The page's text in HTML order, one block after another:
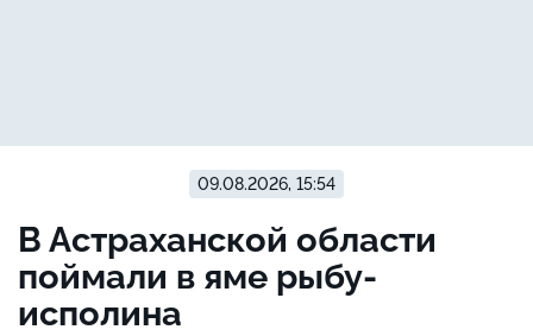
09.08.2026, 15:54
В Астраханской области
поймали в яме рыбу-
исполина